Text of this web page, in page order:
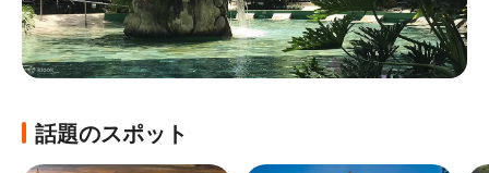
話題のスポット